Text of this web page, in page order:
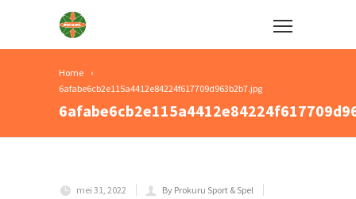
Home
6afabe6cb2e115a4412e84224f617709d963b2b7.jpg
mei 31, 2022
By Prokuru Sport & Spel